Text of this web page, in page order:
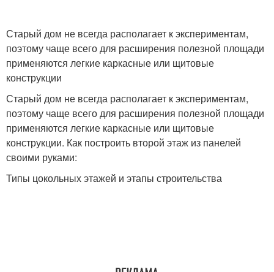
Старый дом не всегда располагает к экспериментам,
поэтому чаще всего для расширения полезной площади
применяются легкие каркасные или щитовые
конструкции
Старый дом не всегда располагает к экспериментам,
поэтому чаще всего для расширения полезной площади
применяются легкие каркасные или щитовые
конструкции. Как построить второй этаж из панелей
своими руками:
Типы цокольных этажей и этапы строительства